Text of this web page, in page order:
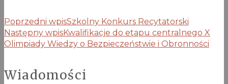
Poprzedni wpisSzkolny Konkurs Recytatorski
Następny wpisKwalifikacje do etapu centralnego X
Olimpiady Wiedzy o Bezpieczeństwie i Obronności
Wiadomości